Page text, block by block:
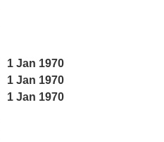
1 Jan 1970
1 Jan 1970
1 Jan 1970